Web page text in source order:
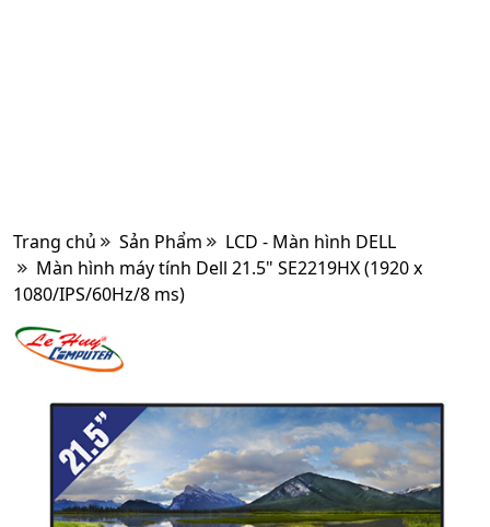
Trang chủ Sản Phẩm
LCD - Màn hình DELL
Màn hình máy tính Dell 21.5" SE2219HX (1920 x
1080/IPS/60Hz/8 ms)